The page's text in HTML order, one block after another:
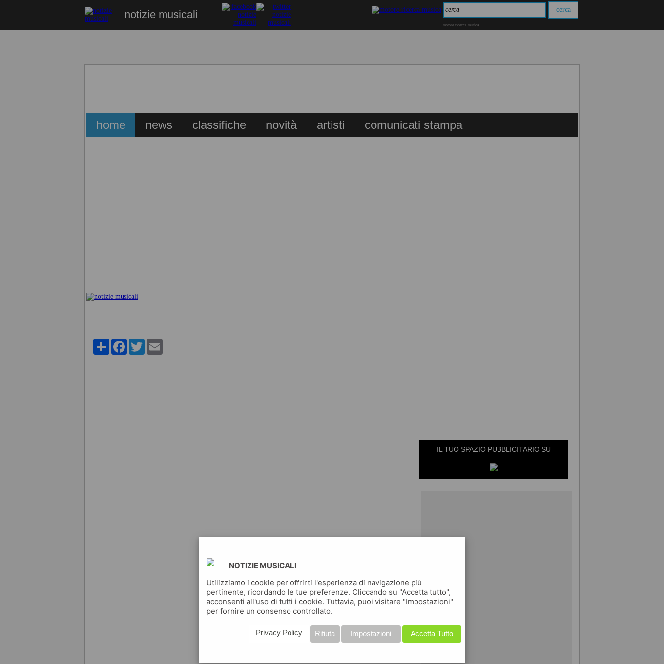
notizie musicali
motore ricerca musica
home news classifiche novità artisti comunicati stampa
Share FacebookTwitter
IL TUO SPAZIO PUBBLICITARIO SU
NOTIZIE MUSICALI
Utilizziamo i cookie per offrirti l'esperienza di navigazione più
pertinente, ricordando le tue preferenze. Cliccando su "Accetta tutto",
acconsenti all'uso di tutti i cookie. Tuttavia, puoi visitare "Impostazioni"
per fornire un consenso controllato.
Accetta Tutto
Impostazioni
Rifiuta
Privacy Policy